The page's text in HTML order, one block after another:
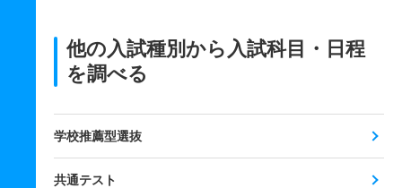
他の入試種別から入試科目・日程
を調べる
学校推薦型選抜
共通テスト